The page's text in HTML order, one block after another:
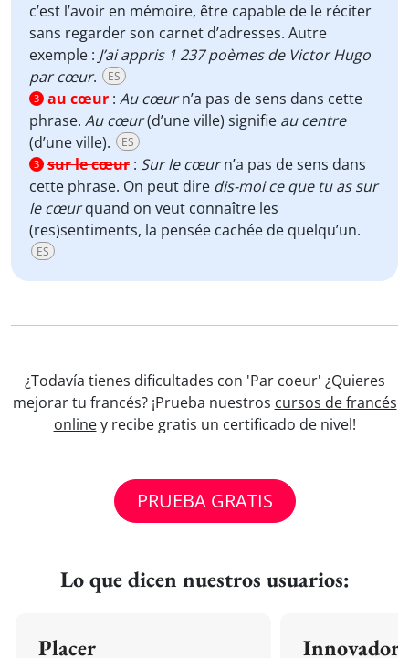
c’est l’avoir en mémoire, être capable de le réciter
sans regarder son carnet d’adresses. Autre
exemple : J’ai appris 1 237 poèmes de Victor Hugo
par cœur. ES
3 au cœur : Au cœurn’a pas de sens dans cette
phrase. Au cœur(d’une ville) signifie au centre
(d’une ville).
ES
3 sur le cœur : Sur le cœurn’a pas de sens dans
cette phrase. On peut dire dis-moi ce que tu as sur
le cœurquand on veut connaître les
(res)sentiments, la pensée cachée de quelqu’un.
ES
¿Todavía tienes dificultades con 'Par coeur' ¿Quieres
mejorar tu francés? ¡Prueba nuestros cursos de francés
onliney recibe gratis un certificado de nivel!
PRUEBA GRATIS
Lo que dicen nuestros usuarios:
Placer Innovador